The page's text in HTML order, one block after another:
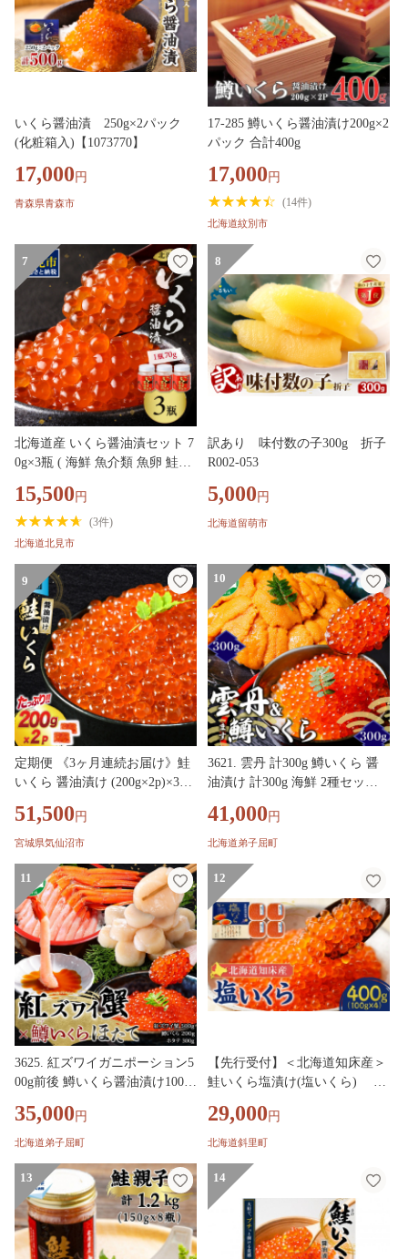
いくら醤油漬 250g×2パック
(化粧箱入)【1073770】
17,000 円
青森県青森市
17-285 鱒いくら醤油漬け200g×2
パック 合計400g
17,000 円
(14件)
北海道紋別市
7
北海道産 いくら醤油漬セット 7
0g×3瓶 ( 海鮮 魚介類 魚卵 鮭卵
鮮丼 小分け 瓶詰め 北海道 贈答
ギフト プレゼント 贈り物 お中
元 御中元 )【035-0024】
15,500 円
(3件)
北海道北見市
8
訳あり 味付数の子300g 折子
R002-053
5,000 円
北海道留萌市
9
定期便 《3ヶ月連続お届け》鮭
いくら 醤油漬け (200g×2p)×3回
4501] 魚介 イクラ さけ サケ 鮭
冷凍 小分け 醤油 鮭卵 鮭いくら
51,500 円
宮城県気仙沼市
10
3621. 雲丹 計300g 鱒いくら 醤
油漬け 計300g 海鮮 2種セット
使用 冷凍 鱒 ます マスいくら
イクラ いくら醤油 魚卵 海鮮丼
つまみ おかず ごはんのおとも
人気 グルメ お取り寄せ 送料無
料 北海道 弟子屈町
41,000 円
北海道弟子屈町
11
3625. 紅ズワイガニポーション5
00g前後 鱒いくら醤油漬け100g
イクラ 帆立 ほたて 海鮮 お取り
寄せ 送料無料 北海道 弟子屈町
35,000 円
北海道弟子屈町
12
【先行受付】＜北海道知床産＞
鮭いくら塩漬け(塩いくら) 40
イクラ 北海道産 さけ サケ 塩
塩漬け 塩いくら 400g 100g×4 小
丼 酒の肴 おつまみ 冷凍 送料無
料
29,000 円
北海道斜里町
13 14